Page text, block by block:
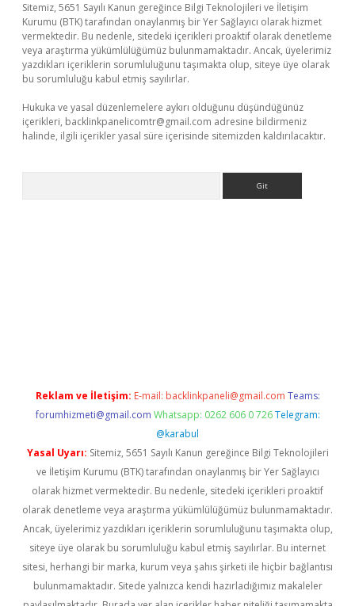
Sitemiz, 5651 Sayılı Kanun gereğince Bilgi Teknolojileri ve İletişim
Kurumu (BTK) tarafından onaylanmış bir Yer Sağlayıcı olarak hizmet
vermektedir. Bu nedenle, sitedeki içerikleri proaktif olarak denetleme
veya araştırma yükümlülüğümüz bulunmamaktadır. Ancak, üyelerimiz
yazdıkları içeriklerin sorumluluğunu taşımakta olup, siteye üye olarak
bu sorumluluğu kabul etmiş sayılırlar.
Hukuka ve yasal düzenlemelere aykırı olduğunu düşündüğünüz
içerikleri, backlinkpanelicomtr@gmail.com adresine bildirmeniz
halinde, ilgili içerikler yasal süre içerisinde sitemizden kaldırılacaktır.
Reklam ve İletişim: E-mail: backlinkpaneli@gmail.com Teams:
forumhizmeti@gmail.com Whatsapp: 0262 606 0 726 Telegram:
@karabul
Yasal Uyarı: Sitemiz, 5651 Sayılı Kanun gereğince Bilgi Teknolojileri
ve İletişim Kurumu (BTK) tarafından onaylanmış bir Yer Sağlayıcı
olarak hizmet vermektedir. Bu nedenle, sitedeki içerikleri proaktif
olarak denetleme veya araştırma yükümlülüğümüz bulunmamaktadır.
Ancak, üyelerimiz yazdıkları içeriklerin sorumluluğunu taşımakta olup,
siteye üye olarak bu sorumluluğu kabul etmiş sayılırlar. Bu internet
sitesi, herhangi bir marka, kurum veya şahıs şirketi ile hiçbir bağlantısı
bulunmamaktadır. Sitede yalnızca kendi hazırladığımız makaleler